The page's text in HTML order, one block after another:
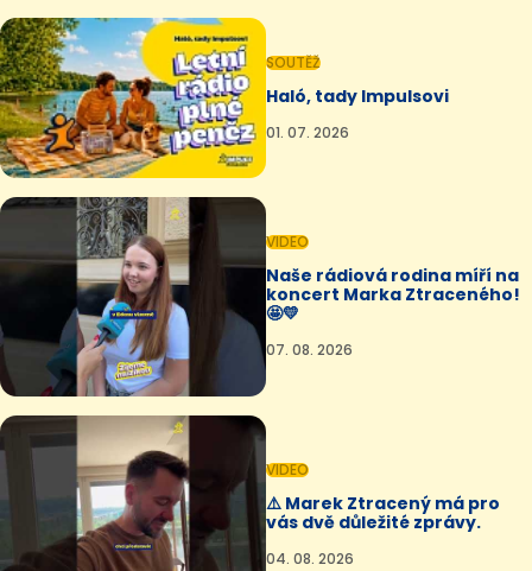
SOUTĚŽ
Haló, tady Impulsovi
01. 07. 2026
VIDEO
Naše rádiová rodina míří na
koncert Marka Ztraceného!
🤩💛
07. 08. 2026
VIDEO
⚠️ Marek Ztracený má pro
vás dvě důležité zprávy.
04. 08. 2026